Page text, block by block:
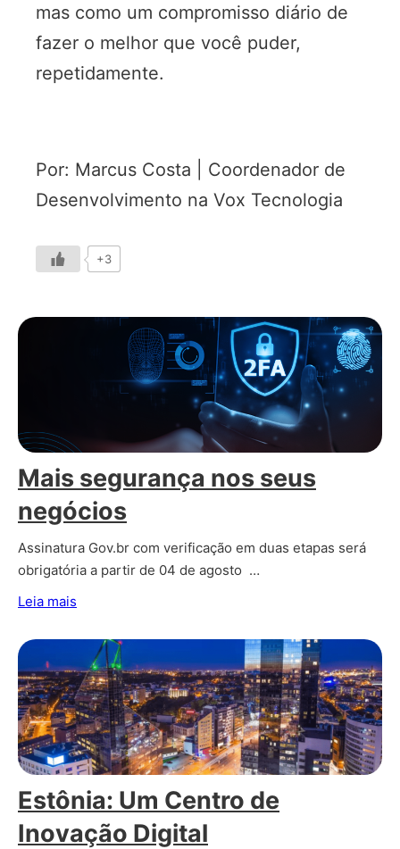
mas como um compromisso diário de
fazer o melhor que você puder,
repetidamente.
Por: Marcus Costa | Coordenador de
Desenvolvimento na Vox Tecnologia
+3
Mais segurança nos seus
negócios
Assinatura Gov.br com verificação em duas etapas será
obrigatória a partir de 04 de agosto …
Leia mais
Estônia: Um Centro de
Inovação Digital